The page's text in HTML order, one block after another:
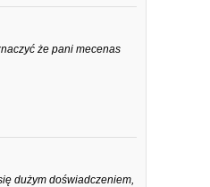
że pani mecenas
dużym doświadczeniem,